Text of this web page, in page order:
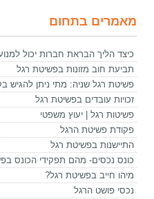
מאמרים בתחום
כיצד הליך הבראת חברות יכול
תביעת חוב מזונות בפשיטת רגל
פשיטת רגל שניה: מתי ניתן להגיש
זכויות עובדים בפשיטת רגל
פשיטות רגל | יעוץ משפטי
פקודת פשיטת הרגל
התיישנות בפשיטת רגל
כונס נכסים- מהם תפקידי הכונס
מיהו חייב בפשיטת רגל?
נכסי פושט הרגל